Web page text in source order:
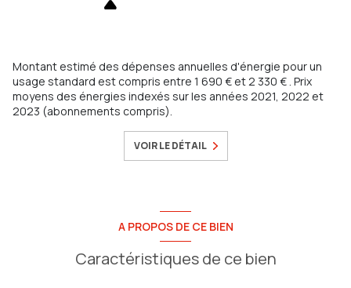
Vous recherchez un bien à la garde, proche patinoire, la garde
proche mer ou plage, vue dominante, maison piscine garage,
avec jardin contactez nous !
Montant estimé des dépenses annuelles d'énergie pour un
usage standard est compris entre 1 690 € et 2 330 € . Prix
moyens des énergies indexés sur les années 2021, 2022 et
2023 (abonnements compris).
VOIR LE DÉTAIL
A PROPOS DE CE BIEN
Caractéristiques de ce bien